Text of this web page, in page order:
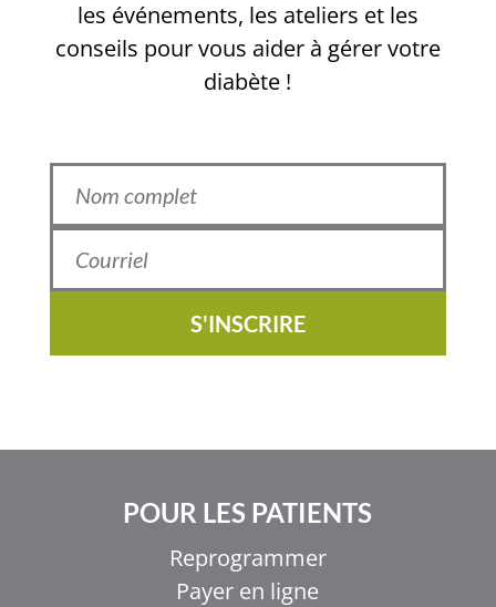
les événements, les ateliers et les
conseils pour vous aider à gérer votre
diabète !
S'INSCRIRE
POUR LES PATIENTS
Reprogrammer
Payer en ligne